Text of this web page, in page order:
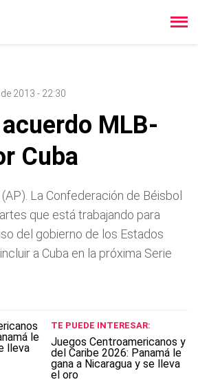
2013 - 22:30
MLB-
Cuba
La Confederación de Béisbol
que está trabajando para
del gobierno de los Estados
a Cuba en la próxima Serie
TE PUEDE INTERESAR:
Juegos Centroamericanos y
del Caribe 2026: Panamá le
gana a Nicaragua y se lleva
el oro